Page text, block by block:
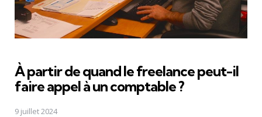
À partir de quand le freelance peut-il
faire appel à un comptable ?
9 juillet 2024